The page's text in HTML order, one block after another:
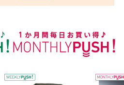
WEEKLY PUSH